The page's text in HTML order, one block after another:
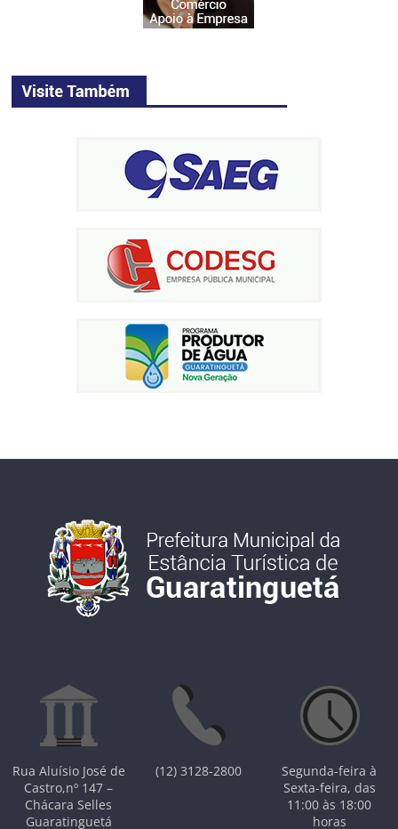
Rua Aluísio José de
Castro,nº 147 –
Chácara Selles
Guaratinguetá
(12) 3128-2800
Segunda-feira à
Sexta-feira, das
11:00 às 18:00
horas